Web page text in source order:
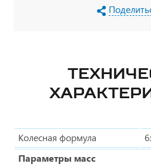
Колесная формула
Параметры масс